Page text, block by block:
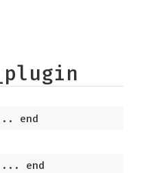
end
end